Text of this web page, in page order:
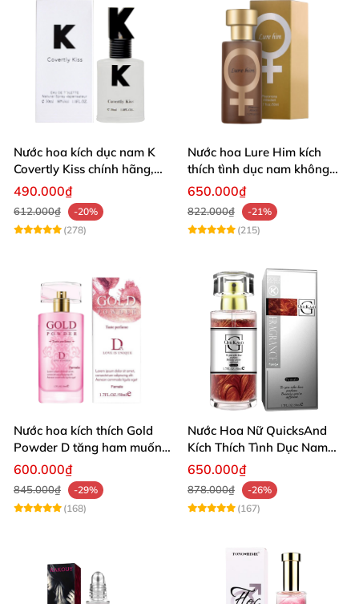
Nước hoa kích dục nam K
Covertly Kiss chính hãng,
mùi hương quyến rũ
490.000₫
612.000₫
-20%
(278)
Nước hoa Lure Him kích
thích tình dục nam không
mùi cực mạnh
650.000₫
822.000₫
-21%
(215)
Nước hoa kích thích Gold
Powder D tăng ham muốn
nam giới mạnh
600.000₫
845.000₫
-29%
(168)
Nước Hoa Nữ QuicksAnd
Kích Thích Tình Dục Nam
Mạnh Mẽ
650.000₫
878.000₫
-26%
(167)